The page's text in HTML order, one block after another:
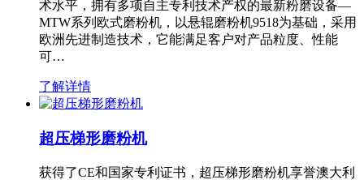
术水平，拥有多项自主专利技术产权的最新粉磨设备—
MTW系列欧式磨粉机，以悬辊磨粉机9518为基础，采用
欧洲先进制造技术，它能满足客户对产品粒度、性能
可…
了解详情
超压梯形磨粉机
获得了CE和国家专利证书，超压梯形磨粉机享誉澳大利